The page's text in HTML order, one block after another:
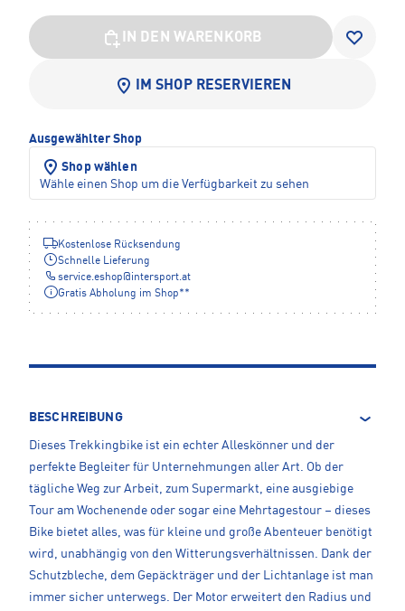
IN DEN WARENKORB
IM SHOP RESERVIEREN
Ausgewählter Shop
Shop wählen
Wähle einen Shop um die Verfügbarkeit zu sehen
Kostenlose Rücksendung
Schnelle Lieferung
service.eshop@intersport.at
Gratis Abholung im Shop**
BESCHREIBUNG
Dieses Trekkingbike ist ein echter Alleskönner und der
perfekte Begleiter für Unternehmungen aller Art. Ob der
tägliche Weg zur Arbeit, zum Supermarkt, eine ausgiebige
Tour am Wochenende oder sogar eine Mehrtagestour – dieses
Bike bietet alles, was für kleine und große Abenteuer benötigt
wird, unabhängig von den Witterungsverhältnissen. Dank der
Schutzbleche, dem Gepäckträger und der Lichtanlage ist man
immer sicher unterwegs. Der Motor erweitert den Radius und